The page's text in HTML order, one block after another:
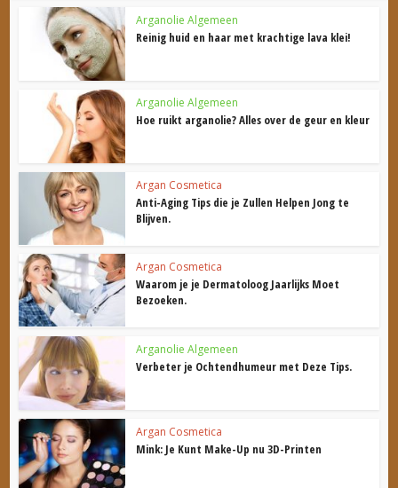
Arganolie Algemeen
Reinig huid en haar met krachtige lava klei!
Arganolie Algemeen
Hoe ruikt arganolie? Alles over de geur en kleur
Argan Cosmetica
Anti-Aging Tips die je Zullen Helpen Jong te
Blijven.
Argan Cosmetica
Waarom je je Dermatoloog Jaarlijks Moet
Bezoeken.
Arganolie Algemeen
Verbeter je Ochtendhumeur met Deze Tips.
Argan Cosmetica
Mink: Je Kunt Make-Up nu 3D-Printen